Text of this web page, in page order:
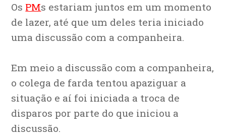
Os PMs estariam juntos em um momento
de lazer, até que um deles teria iniciado
uma discussão com a companheira.
Em meio a discussão com a companheira,
o colega de farda tentou apaziguar a
situação e aí foi iniciada a troca de
disparos por parte do que iniciou a
discussão.